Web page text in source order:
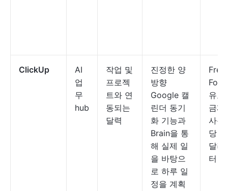
ClickUp
AI
업
무
hub
작업 및
프로젝
트와 연
동되는
달력
진정한 양
방향
Google 캘
린더 동기
화 기능과
Brain을 통
해 실제 일
을 바탕으
로 하루 일
정을 계획
Free
유료
금제
사용
당
달러
터